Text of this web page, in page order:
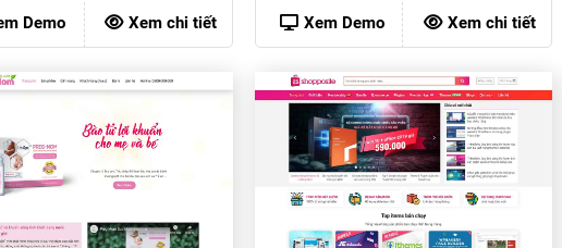
1,000,000 ₫.là:
200,000 ₫.
Demo Xem chi tiết
1,000,000 ₫.là:
200,000 ₫.
Xem Demo Xem chi tiết